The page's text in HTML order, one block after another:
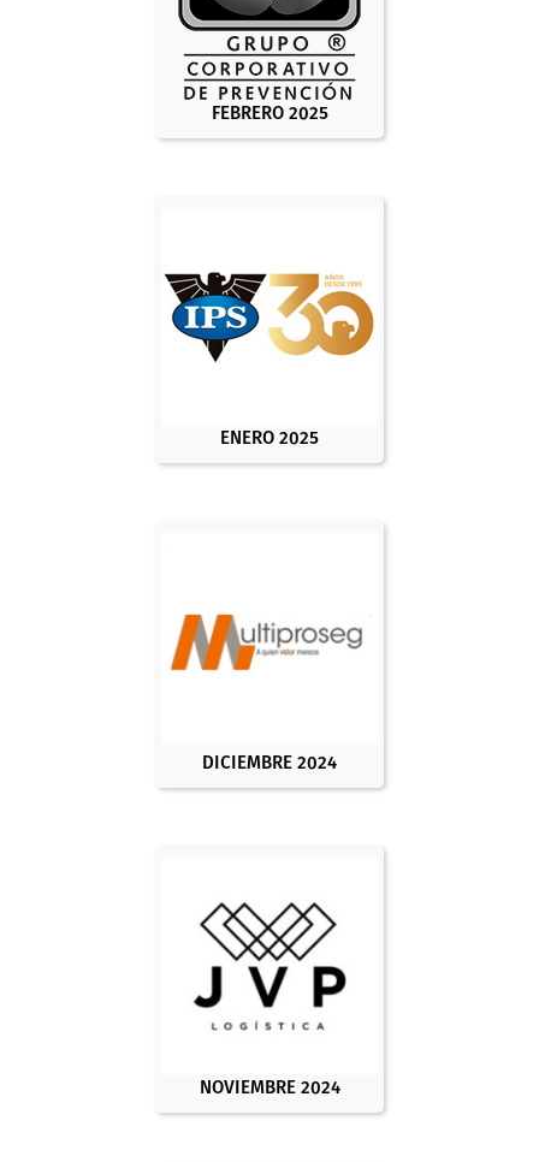
FEBRERO 2025
ENERO 2025
DICIEMBRE 2024
NOVIEMBRE 2024